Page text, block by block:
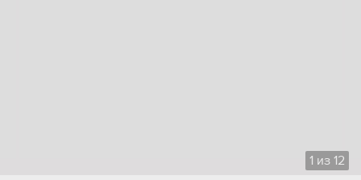
1 из 12